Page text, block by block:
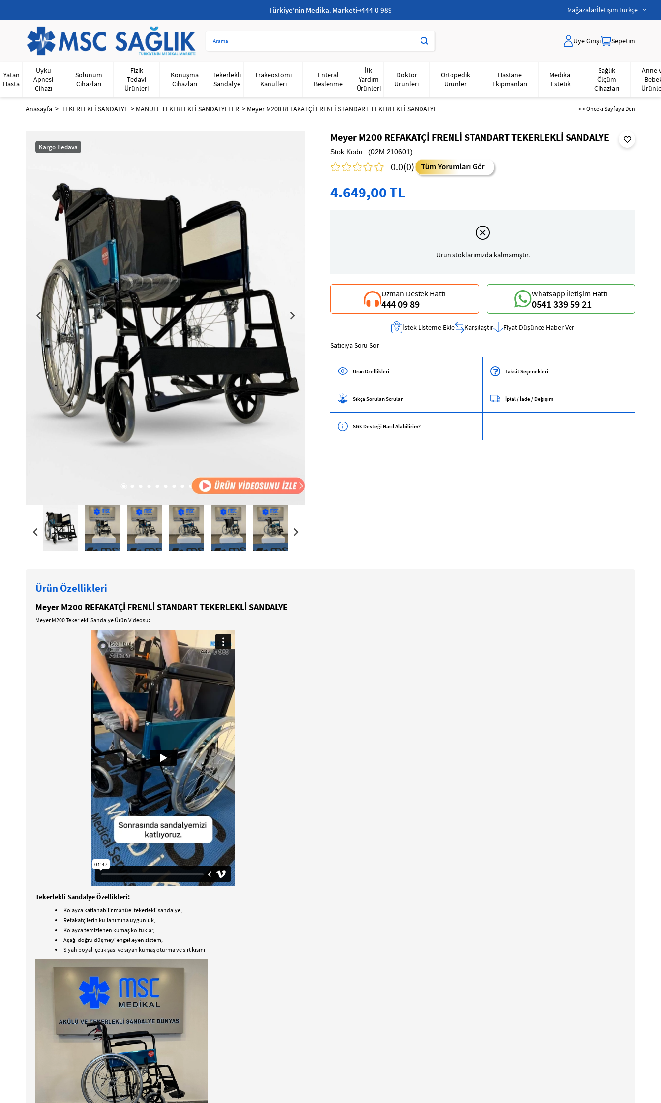
Türkiye'nin Medikal Marketi 444 0 989 MağazalarİletişimTürkçe
Üye Girişi Sepetim
Yatan
Hasta
Uyku
Apnesi
Cihazı
Solunum
Cihazları
Fizik
Tedavi
Ürünleri
Konuşma
Cihazları
Tekerlekli
Sandalye
Trakeostomi
Kanülleri
Enteral
Beslenme
İlk
Yardım
Ürünleri
Doktor
Ürünleri
Ortopedik
Ürünler
Hastane
Ekipmanları
Medikal
Estetik
Sağlık
Ölçüm
Cihazları
Anne
Anasayfa TEKERLEKLİ SANDALYE MANUEL TEKERLEKLİ SANDALYELER Meyer M200 REFAKATÇİ FRENLİ STANDART TEKERLEKLİ SANDALYE < < Önceki Sayfaya Dön
Kargo Bedava
Meyer M200 REFAKATÇİ FRENLİ STANDART TEKERLEKLİ SANDALYE
Stok Kodu (02M.210601)
0.0(0)
4.649,00 TL
Ürün stoklarımızda kalmamıştır.
Whatsapp İletişim Hattı
0541 339 59 21
Uzman Destek Hattı
444 09 89
İstek Listeme Ekle Karşılaştır Fiyat Düşünce Haber Ver
Satıcıya Soru Sor
Ürün Özellikleri Taksit Seçenekleri
Sıkça Sorulan Sorular İptal / İade / Değişim
SGK Desteği Nasıl Alabilirim?
Ürün Özellikleri
Meyer M200 REFAKATÇİ FRENLİ STANDART TEKERLEKLİ SANDALYE
Meyer M200 Tekerlekli Sandalye Ürün Videosu:
Tekerlekli Sandalye Özellikleri:
Kolayca katlanabilir manüel tekerlekli sandalye,
Refakatçilerin kullanımına uygunluk,
Kolayca temizlenen kumaş koltuklar,
Aşağı doğru düşmeyi engelleyen sistem,
Siyah boyalı çelik şasi ve siyah kumaş oturma ve sırt kısmı